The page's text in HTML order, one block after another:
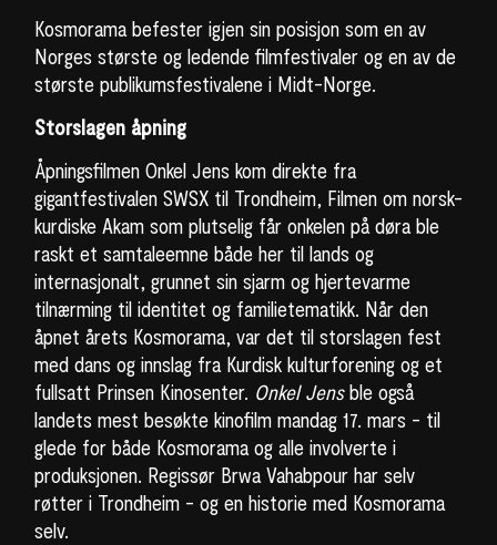
Kosmorama befester igjen sin posisjon som en av
Norges største og ledende filmfestivaler og en av de
største publikumsfestivalene i Midt-Norge.
Storslagen åpning
Åpningsfilmen Onkel Jens kom direkte fra
gigantfestivalen SWSX til Trondheim, Filmen om norsk-
kurdiske Akam som plutselig får onkelen på døra ble
raskt et samtaleemne både her til lands og
internasjonalt, grunnet sin sjarm og hjertevarme
tilnærming til identitet og familietematikk. Når den
åpnet årets Kosmorama, var det til storslagen fest
med dans og innslag fra Kurdisk kulturforening og et
fullsatt Prinsen Kinosenter. Onkel Jensble også
landets mest besøkte kinofilm mandag 17. mars - til
glede for både Kosmorama og alle involverte i
produksjonen. Regissør Brwa Vahabpour har selv
røtter i Trondheim - og en historie med Kosmorama
selv.